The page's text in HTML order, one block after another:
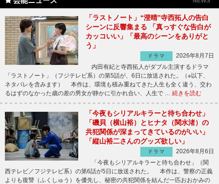
「ラストノート」“澄晴”寺西拓人の告白
シーンに反響集まる 「真っすぐな告白が
カッコいい」「最高のシーンをありがと
う」
ドラマ
2026年8月7日
内田有紀と寺西拓人がダブル主演するドラマ
「ラストノート」（フジテレビ系）の第5話が、6日に放送された。（※以下、
ネタバレを含みます） 本作は、環境も積み重ねてきた人生も全く違う、交わ
るはずのなかった歳の差の男女が静かに引かれ合い、人生で … 続きを読む
「今夜もシリアルキラーと待ち合わせ」
「磯貝（横山裕）とヒナタ（関水渚）の
共犯関係が深まってきているのがいい」
「縦山裕二さんのグッズ欲しい」
ドラマ
2026年8月6日
「今夜もシリアルキラーと待ち合わせ」（関
西テレビ／フジテレビ系）の第6話が5日に放送された。 本作は、警察の正義
よりも復讐（ふくしゅう）を優先し、秘密の共犯関係を結んだ一匹おおかみの